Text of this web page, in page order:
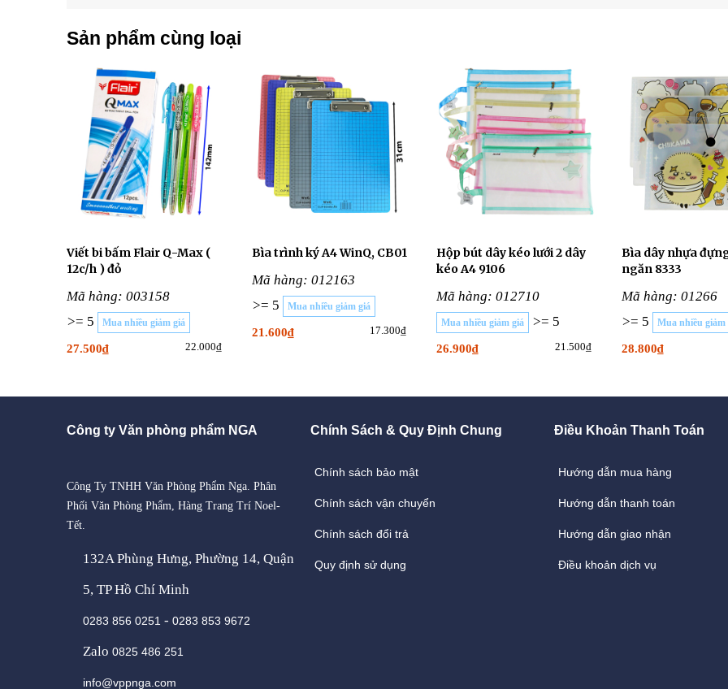
Sản phẩm cùng loại
Viết bi bấm Flair Q-Max (
12c/h ) đỏ
Mã hàng: 003158
>= 5
Mua nhiều giảm giá
27.500₫ 22.000₫
Bìa trình ký A4 WinQ, CB01
Mã hàng: 012163
>= 5
Mua nhiều giảm giá
21.600₫ 17.300₫
Hộp bút dây kéo lưới 2 dây
kéo A4 9106
Mã hàng: 012710
Mua nhiều giảm giá >= 5
26.900₫ 21.500₫
Bìa dây nhựa
ngăn 8333
Mã hàng: 01266
>= 5
Mua nhiều giảm
28.800₫
Công ty Văn phòng phẩm NGA
Công Ty TNHH Văn Phòng Phẩm Nga. Phân
Phối Văn Phòng Phẩm, Hàng Trang Trí Noel-
Tết.
132A Phùng Hưng, Phường 14, Quận
5, TP Hồ Chí Minh
0283 856 0251 - 0283 853 9672
Zalo 0825 486 251
info@vppnga.com
Chính Sách & Quy Định Chung
Chính sách bảo mật
Chính sách vận chuyển
Chính sách đổi trả
Quy định sử dụng
Điều Khoản Thanh Toán
Hướng dẫn mua hàng
Hướng dẫn thanh toán
Hướng dẫn giao nhận
Điều khoản dịch vụ